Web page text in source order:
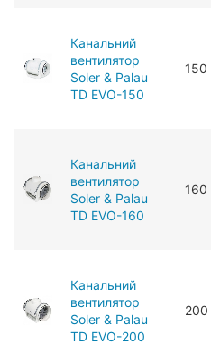
Канальний
вентилятор
Soler & Palau
TD EVO-150
Канальний
вентилятор
Soler & Palau
TD EVO-160
Канальний
вентилятор
Soler & Palau
TD EVO-200